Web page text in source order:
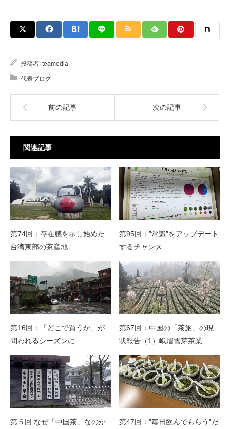
投稿者: teamedia
代表ブログ
前の記事 次の記事
関連記事
第74回：存在感を示し始めた
台湾東部の茶産地
第95回：”常識”をアップデート
するチャンス
第16回：「どこで買うか」が
問われるシーズンに
第67回：中国の「茶旅」の現
状報告（1）峨眉雪芽茶業
第５回:なぜ「中国茶」なのか
第47回：”毎日飲んでもらう”だ